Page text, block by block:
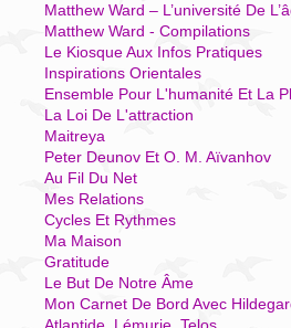
Matthew Ward – L’université De
Matthew Ward - Compilations
Le Kiosque Aux Infos Pratiques
Inspirations Orientales
Ensemble Pour L'humanité Et La
La Loi De L'attraction
Maitreya
Peter Deunov Et O. M. Aïvanhov
Au Fil Du Net
Mes Relations
Cycles Et Rythmes
Ma Maison
Gratitude
Le But De Notre Âme
Mon Carnet De Bord Avec